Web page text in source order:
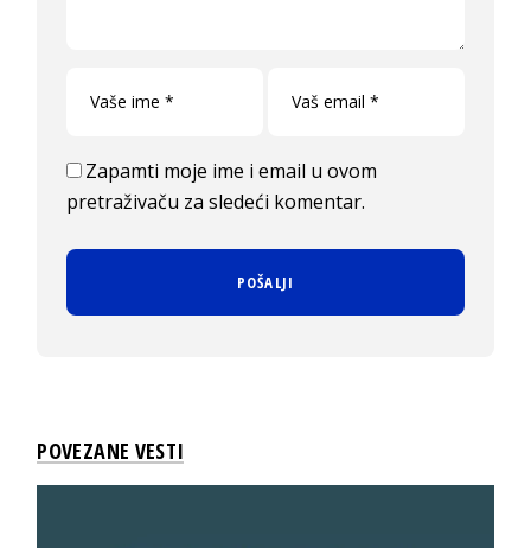
Zapamti moje ime i email u ovom
pretraživaču za sledeći komentar.
POVEZANE VESTI